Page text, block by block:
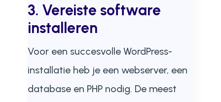
3. Vereiste software
installeren
Voor een succesvolle WordPress-
installatie heb je een webserver, een
database en PHP nodig. De meest